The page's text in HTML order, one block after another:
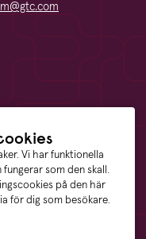
Vi har funktionella
som den skall.
på den här
för dig som besökare.